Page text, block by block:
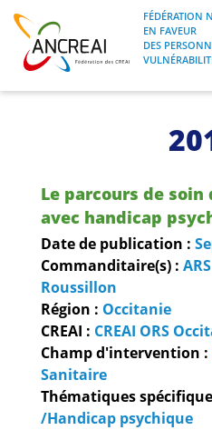
Skip
content
ANCREAI
FAVEUR
FÉDÉRATION
EN FAVEUR
DES
Journées nationales
Formations
Projets Fédéraux
Espace emploi
Guides et outils
Le parcours de soin
avec handicap
Date de publication :
Commanditaire(s) :
Roussillon
Région : Occitanie
CREAI : CREAI ORS
Champ d'intervention :
Sanitaire
Thématiques
/Handicap psychique